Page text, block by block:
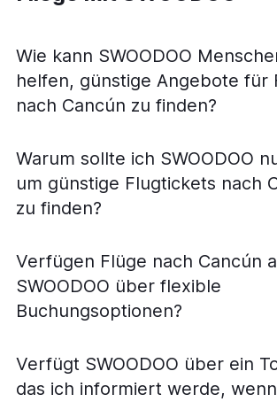
Wie kann SWOODOO
helfen, günstige Angebote für
nach Cancún zu finden?
Warum sollte ich SWOODOO
um günstige Flugtickets nach
zu finden?
Verfügen Flüge nach Cancún
SWOODOO über flexible
Buchungsoptionen?
Verfügt SWOODOO über ein
das ich informiert werde,